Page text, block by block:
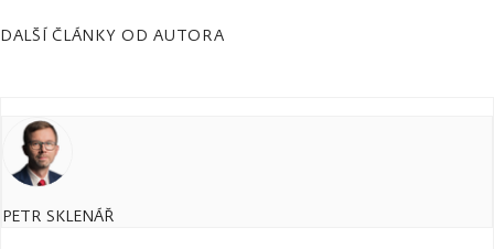
DALŠÍ ČLÁNKY OD AUTORA
PETR SKLENÁŘ